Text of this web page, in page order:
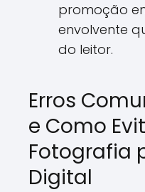
promoção
envolvente
do leitor.
Erros
e Como
Fotografia
Digital